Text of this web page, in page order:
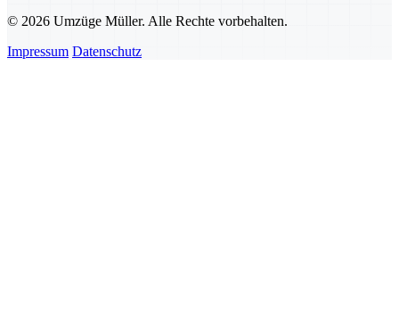
© 2026 Umzüge Müller. Alle Rechte vorbehalten.
Impressum Datenschutz